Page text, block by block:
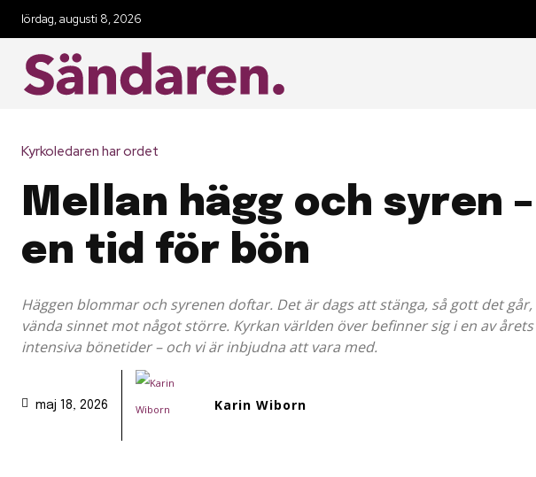
lördag, augusti 8, 2026
Kyrkoledaren har ordet
Mellan hägg och syren –
en tid för bön
Häggen blommar och syrenen doftar. Det är dags att stänga, så gott det
vända sinnet mot något större. Kyrkan världen över befinner sig i en av
intensiva bönetider – och vi är inbjudna att vara med.
maj 18, 2026 Karin Wiborn